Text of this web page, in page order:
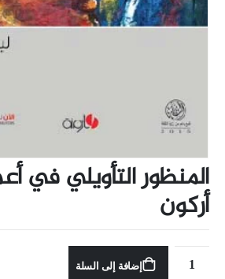
المنظور التأويلي في
أركون
إضافة إلى السلة